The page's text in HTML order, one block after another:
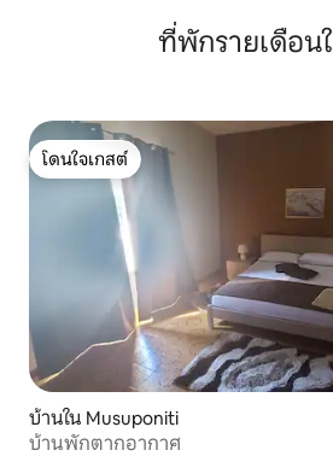
ที่พักรายเดือน
โดนใจเกสต์
โดนใจเกสต์
บ้านใน Musuponiti
บ้านพักตากอากาศ